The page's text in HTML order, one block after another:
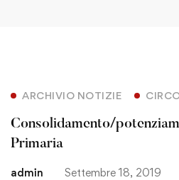
ARCHIVIO NOTIZIE
Consolidamento/
Primaria
admin Settembre 18, 2019